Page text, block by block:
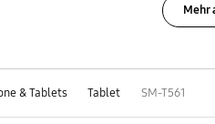
Mehr
& Tablets Tablet SM-T561